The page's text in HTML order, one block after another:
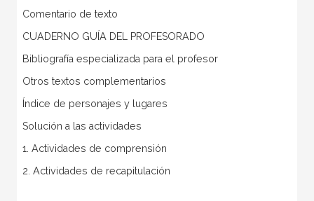
Comentario de texto
CUADERNO GUÍA DEL PROFESORADO
Bibliografía especializada para el profesor
Otros textos complementarios
Índice de personajes y lugares
Solución a las actividades
1. Actividades de comprensión
2. Actividades de recapitulación